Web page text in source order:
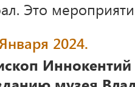
Это
2024.